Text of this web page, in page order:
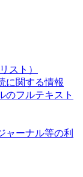
スト）
に関する情報
のフルテキスト
ャーナル等の利